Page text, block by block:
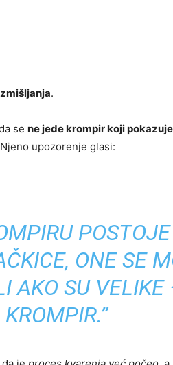
.
se ne jede krompir koji
upozorenje glasi:
ONE SE
AKO SU
KROMPIR.”